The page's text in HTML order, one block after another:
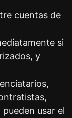
cuentas de
si
y
usar el